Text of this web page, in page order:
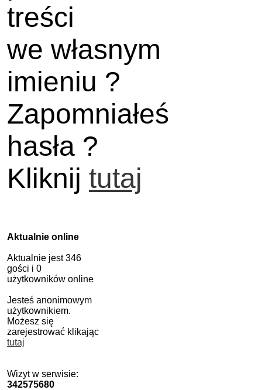
treści
we własnym
imieniu ?
Zapomniałeś
hasła ?
Kliknij tutaj
Aktualnie online
Aktualnie jest 346
gości i 0
użytkowników online
Jesteś anonimowym
użytkownikiem.
Możesz się
zarejestrować klikając
tutaj
Wizyt w serwisie:
342575680